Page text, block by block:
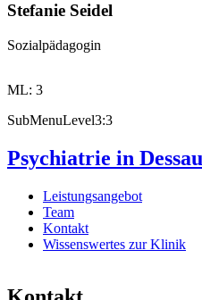
Stefanie Seidel
Sozialpädagogin
ML: 3
SubMenuLevel3:3
Psychiatrie in Dessau
Leistungsangebot
Team
Kontakt
Wissenswertes zur Klinik